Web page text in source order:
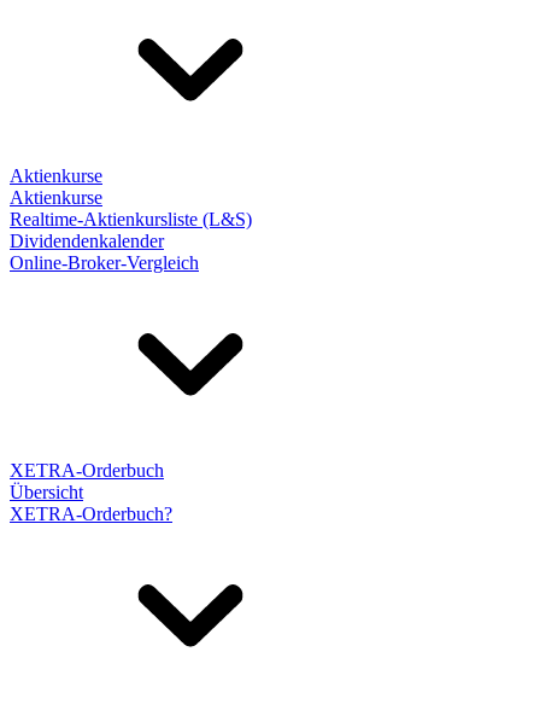
Aktienkurse
Aktienkurse
Realtime-Aktienkursliste (L&S)
Dividendenkalender
Online-Broker-Vergleich
XETRA-Orderbuch
Übersicht
XETRA-Orderbuch?